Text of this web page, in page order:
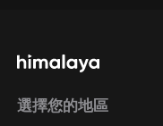
選擇您的地區